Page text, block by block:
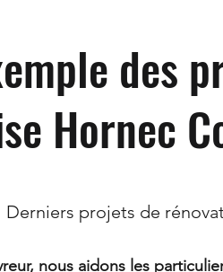
des
Hornec
Derniers projets de
nous aidons les